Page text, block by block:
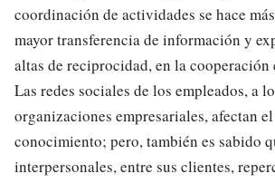
coordinación de actividades se hace
mayor transferencia de información y
altas de reciprocidad, en la cooperación
Las redes sociales de los empleados, a
organizaciones empresariales, afectan
conocimiento; pero, también es sabido
interpersonales, entre sus clientes,